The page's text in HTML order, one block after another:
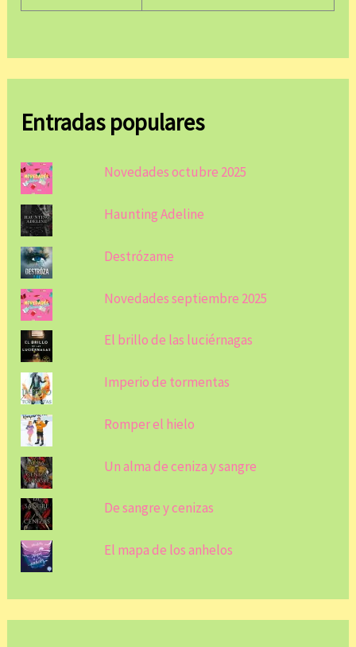
Entradas populares
Novedades octubre 2025
Haunting Adeline
Destrózame
Novedades septiembre 2025
El brillo de las luciérnagas
Imperio de tormentas
Romper el hielo
Un alma de ceniza y sangre
De sangre y cenizas
El mapa de los anhelos